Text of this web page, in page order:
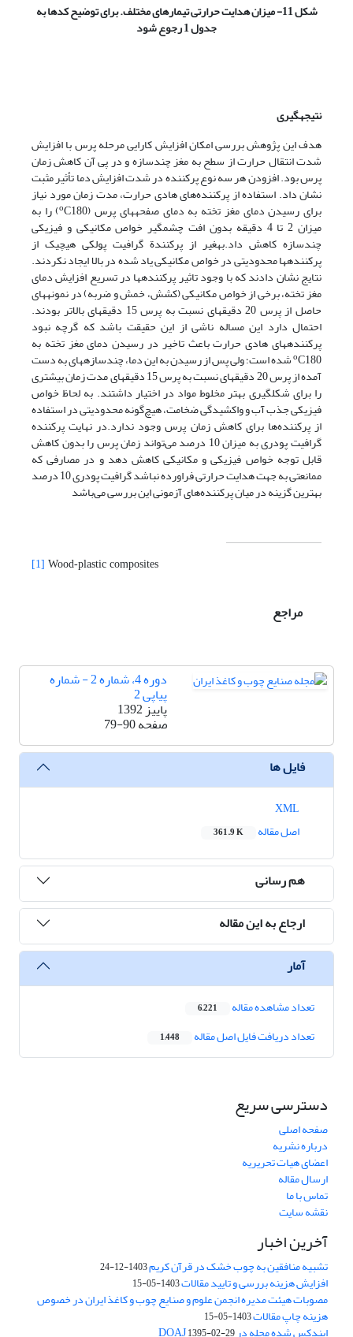
شکل 11- میزان هدایت حرارتی تیمارهای مختلف. برای توضیح کدها به
جدول 1 رجوع شود
نتیجه­گیری
هدف این پژوهش بررسی امکان افزایش کارایی مرحله پرس با افزایش
شدت انتقال حرارت از سطح به مغز چندسازه و در پی آن کاهش زمان
پرس بود. افزودن هر سه نوع پرکننده در شدت افزایش دما تأثیر مثبت
نشان داد. استفاده از پرکننده‌های هادی حرارت، مدت زمان مورد نیاز
برای رسیدن دمای مغز تخته به دمای صفحه‏های پرس ( oC180) را به
میزان 2 تا 4 دقیقه بدون افت چشمگیر خواص مکانیکی و فیزیکی
چندسازه کاهش داد.به­غیر از پرکنندة گرافیت پولکی هیچ­یک از
پرکننده­ها محدودیتی در خواص مکانیکی یاد شده در بالا ایجاد نکردند.
نتایج نشان دادند که با وجود تاثیر پرکننده­ها در تسریع افزایش دمای
مغز تخته، برخی از خواص مکانیکی (کشش، خمش و ضربه) در نمونه­های
حاصل از پرس 20 دقیقه­ای نسبت به پرس 15 دقیقه­ای بالاتر بودند.
احتمال دارد این مساله ناشی از این حقیقت باشد که گرچه نبود
پرکننده­های هادی حرارت باعث تاخیر در رسیدن دمای مغز تخته به
oC180 شده است؛ ولی پس از رسیدن به این دما، چندسازه­های به دست
آمده از پرس 20 دقیقه­ای نسبت به پرس 15 دقیقه­ای مدت زمان بیشتری
را برای شکل­گیری بهتر مخلوط مواد در اختیار داشتند. به لحاظ خواص
فیزیکی جذب آب و واکشیدگی ضخامت، هیچ‌گونه محدودیتی در استفاده
از پرکننده‌ها برای کاهش زمان پرس وجود ندارد.در نهایت پرکننده
گرافیت پودری به میزان 10 درصد می‌تواند زمان پرس را بدون کاهش
قابل توجه خواص فیزیکی و مکانیکی کاهش دهد و در مصارفی که
ممانعتی به جهت هدایت حرارتی فراورده نباشد گرافیت پودری 10 درصد
بهترین گزینه در میان پرکننده‌های آزمونی این بررسی می‌باشد
[1] Wood-plastic composites
مراجع
دوره 4، شماره 2 - شماره
پیاپی 2
پاییز 1392
صفحه79-90
فایل ها
اصل مقاله
361.9 K
هم رسانی
ارجاع به این مقاله
آمار
تعداد مشاهده مقاله 6,221
تعداد دریافت فایل اصل مقاله 1,448
دسترسی سریع
صفحه اصلی
درباره نشریه
اعضای هیات تحریریه
ارسال مقاله
تماس با ما
نقشه سایت
آخرین اخبار
تشبیه منافقین به چوب خشک در قرآن کریم1403-12-24
افزایش هزینه بررسی و تایید مقالات1403-05-15
مصوبات هیئت مدیره انجمن علوم و صنایع چوب و کاغذ ایران در خصوص
هزینه چاپ مقالات1403-05-15